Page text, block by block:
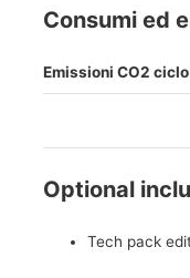
Consumi ed
Emissioni CO2
Optional
Tech pack